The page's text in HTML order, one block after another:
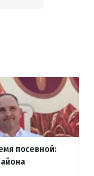
посевной: